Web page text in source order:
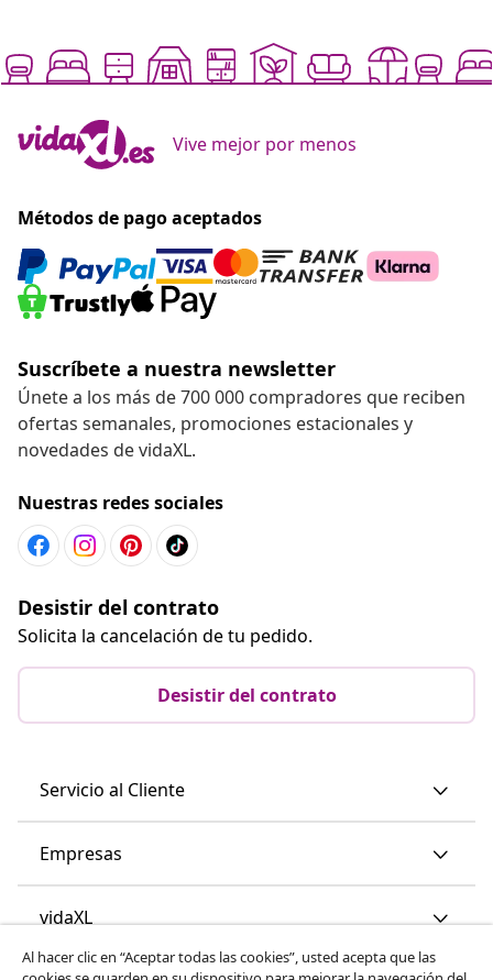
Vive mejor por menos
Métodos de pago aceptados
Suscríbete a nuestra newsletter
Únete a los más de 700 000 compradores que reciben
ofertas semanales, promociones estacionales y
novedades de vidaXL.
Nuestras redes sociales
Desistir del contrato
Solicita la cancelación de tu pedido.
Desistir del contrato
Servicio al Cliente
Empresas
vidaXL
Al hacer clic en “Aceptar todas las cookies”, usted acepta que las